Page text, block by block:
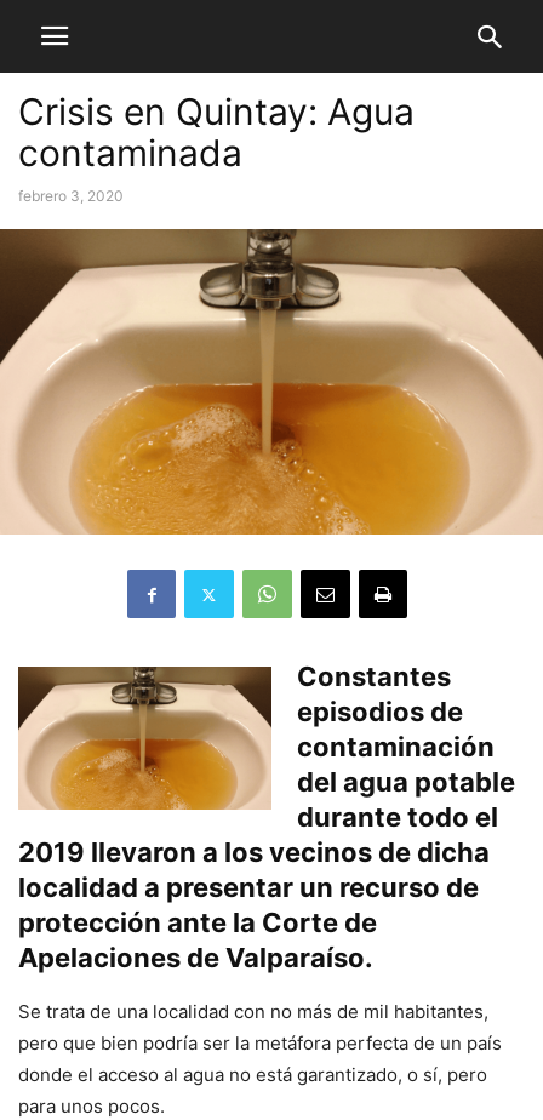
Crisis en Quintay: Agua
contaminada
febrero 3, 2020
Constantes
episodios de
contaminación
del agua potable
durante todo el
2019 llevaron a los vecinos de dicha
localidad a presentar un recurso de
protección ante la Corte de
Apelaciones de Valparaíso.
Se trata de una localidad con no más de mil habitantes,
pero que bien podría ser la metáfora perfecta de un país
donde el acceso al agua no está garantizado, o sí, pero
para unos pocos.